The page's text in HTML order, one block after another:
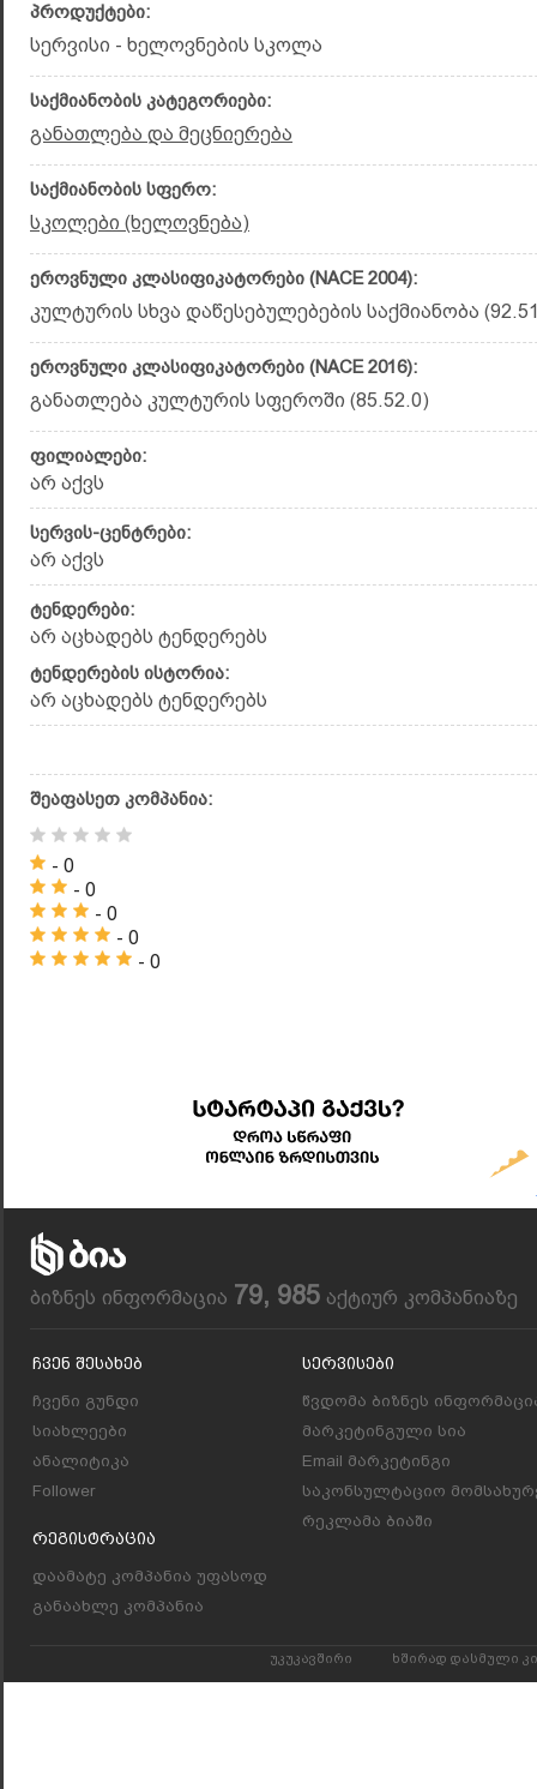
პროდუქტები:
სერვისი - ხელოვნების სკოლა
საქმიანობის კატეგორიები:
განათლება და მეცნიერება
საქმიანობის სფერო:
სკოლები (ხელოვნება)
ეროვნული კლასიფიკატორები (NACE 2004):
კულტურის სხვა დაწესებულებების საქმიანობა
ეროვნული კლასიფიკატორები (NACE 2016):
განათლება კულტურის სფეროში (85.52.0)
ფილიალები:
არ აქვს
სერვის-ცენტრები:
არ აქვს
ტენდერები:
არ აცხადებს ტენდერებს
ტენდერების ისტორია:
არ აცხადებს ტენდერებს
შეაფასეთ კომპანია:
- 0
- 0
- 0
- 0
- 0
ბიზნეს ინფორმაცია 79, 985 აქტიურ კომპანიაზე
Ჩვენ Შესახებ
ჩვენი გუნდი
სიახლეები
ანალიტიკა
Follower
Რეგისტრაცია
დაამატე კომპანია უფასოდ
განაახლე კომპანია
Სერვისები
წვდომა ბიზნეს
მარკეტინგული სია
Email მარკეტინგი
საკონსულტაციო
რეკლამა ბიაში
უკუკავშირი ხშირად დასმული